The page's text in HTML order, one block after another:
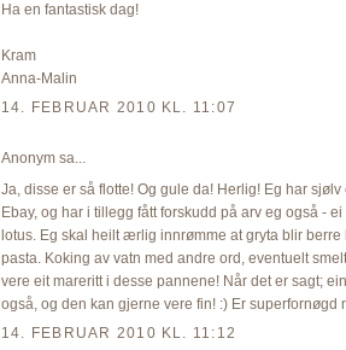
Ha en fantastisk dag!
Kram
Anna-Malin
14. FEBRUAR 2010 KL. 11:07
Anonym sa...
Ja, disse er så flotte! Og gule da! Herlig! Eg har
Ebay, og har i tillegg fått forskudd på arv eg også -
lotus. Eg skal heilt ærlig innrømme at gryta blir berre
pasta. Koking av vatn med andre ord, eventuelt
vere eit mareritt i desse pannene! Når det er sagt;
også, og den kan gjerne vere fin! :) Er superfornøgd
14. FEBRUAR 2010 KL. 11:12